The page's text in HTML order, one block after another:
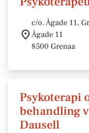
c/o. Ågade 11,
Ågade 11
8500 Grenaa
Psykoterapi
behandling
Dausell